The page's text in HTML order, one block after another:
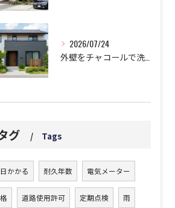
2026/07/24
グ Tags
かかる 耐久年数 電気メーター
道路使用許可 定期点検 雨